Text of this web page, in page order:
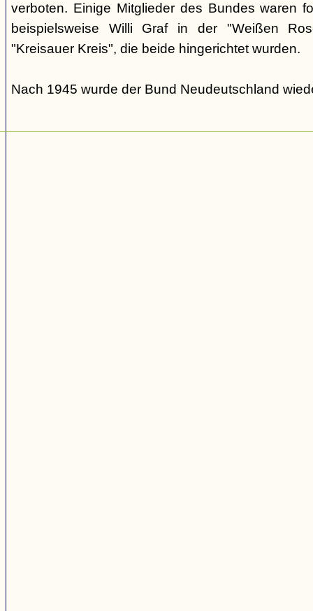
verboten. Einige Mitglieder des Bundes waren
beispielsweise Willi Graf in der "Weißen
"Kreisauer Kreis", die beide hingerichtet wurden.
Nach 1945 wurde der Bund Neudeutschland